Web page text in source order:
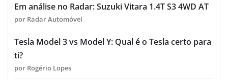
Em análise no Radar: Suzuki Vitara 1.4T S3 4WD AT
por Radar Automóvel
Tesla Model 3 vs Model Y: Qual é o Tesla certo para
ti?
por Rogério Lopes